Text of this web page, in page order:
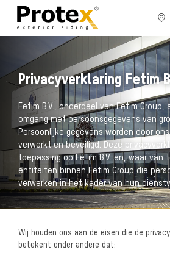
Privacyverklaring Fetim
Fetim B.V., onderdeel van Fetim Group,
omgang met persoonsgegevens van
Persoonlijke gegevens worden door
verwerkt en beveiligd. Deze
toepassing op Fetim B.V. en, waar van
entiteiten binnen Fetim Group die
verwerken in het kader van hun
Wij houden ons aan de eisen die de
betekent onder andere dat: